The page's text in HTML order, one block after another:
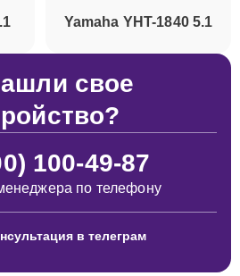
Yamaha YHT-1840 5.1
свое
100-49-87
по телефону
в телеграм